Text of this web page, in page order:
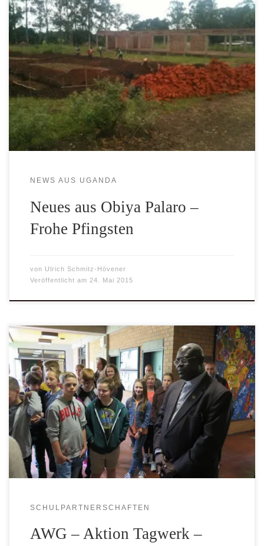
Pfingstsonntag erreichte uns folgende Mail von Fr. Cyprian
aus Obiya Palaro: Dear friends of Uganda-Help and parish
of St. Mauriz Münster. Pentecost Greetings from St.
Mauritz Obiya Palaro. The work on the Dormitory has
officially startet. In six months or less it should completed.
We hope that next academic year our school […]
NEWS AUS UGANDA
Neues aus Obiya Palaro –
Frohe Pfingsten
von Ulrich Schmitz-Hövener
Veröffentlicht am 24. Mai 2015
Was für ein schöner Zufall: Der Mitbegründer der Uganda-
Hilfe St. Mauritz, Bischof Dr. Sabino Odoki, ist gerade auf
einem kurzen Überraschungsbesuch bei seinen Freunden in
Münster, als in Warendorf am Augustin-Wibbelt-
Gymnasium eine kleine Ausstellung der Aktion Tagwerk
eröffnet werden sollte. Und Bischof Sabino Odoki nahm
diese Gelegenheit nur zu gerne […]
SCHULPARTNERSCHAFTEN
AWG – Aktion Tagwerk –